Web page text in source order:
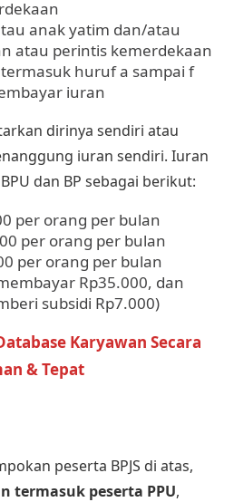
anak yatim dan/atau
atau perintis kemerdekaan
termasuk huruf a sampai f
iuran
dirinya sendiri atau
iuran sendiri. Iuran
dan BP sebagai berikut:
per orang per bulan
per orang per bulan
per orang per bulan
Rp35.000, dan
subsidi Rp7.000)
Karyawan Secara
& Tepat
peserta BPJS di atas,
termasuk peserta PPU,